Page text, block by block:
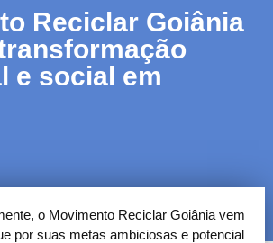
Reciclar Goiânia
e social em
o Movimento Reciclar Goiânia vem
por suas metas ambiciosas e potencial